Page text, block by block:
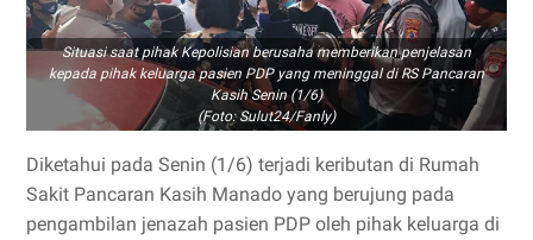
Situasi saat pihak Kepolisian berusaha memberikan penjelasan
kepada pihak keluarga pasien PDP yang meninggal di RS Pancaran
Kasih Senin (1/6)
(Foto: Sulut24/Fanly)
Diketahui pada Senin (1/6) terjadi keributan di Rumah
Sakit Pancaran Kasih Manado yang berujung pada
pengambilan jenazah pasien PDP oleh pihak keluarga di